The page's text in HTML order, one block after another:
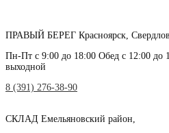
ПРАВЫЙ БЕРЕГ Красноярск,
Пн-Пт с 9:00 до 18:00 Обед с 12:00 до
выходной
8 (391) 276-38-90
СКЛАД Емельяновский район,